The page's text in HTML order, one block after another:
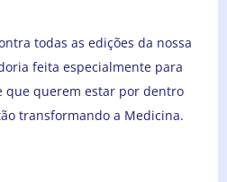
todas as edições da nossa
feita especialmente para
que querem estar por dentro
transformando a Medicina.